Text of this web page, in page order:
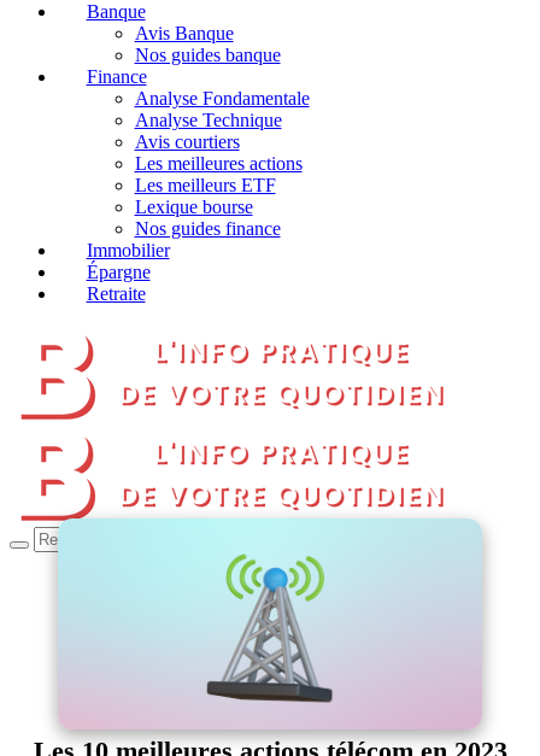
Banque
Avis Banque
Nos guides banque
Finance
Analyse Fondamentale
Analyse Technique
Avis courtiers
Les meilleures actions
Les meilleurs ETF
Lexique bourse
Nos guides finance
Immobilier
Épargne
Retraite